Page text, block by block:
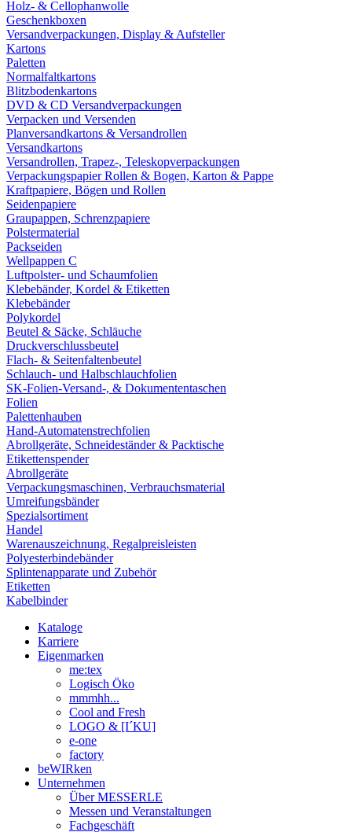
Holz- & Cellophanwolle
Geschenkboxen
Versandverpackungen, Display & Aufsteller
Kartons
Paletten
Normalfaltkartons
Blitzbodenkartons
DVD & CD Versandverpackungen
Verpacken und Versenden
Planversandkartons & Versandrollen
Versandkartons
Versandrollen, Trapez-, Teleskopverpackungen
Verpackungspapier Rollen & Bogen, Karton & Pappe
Kraftpapiere, Bögen und Rollen
Seidenpapiere
Graupappen, Schrenzpapiere
Polstermaterial
Packseiden
Wellpappen C
Luftpolster- und Schaumfolien
Klebebänder, Kordel & Etiketten
Klebebänder
Polykordel
Beutel & Säcke, Schläuche
Druckverschlussbeutel
Flach- & Seitenfaltenbeutel
Schlauch- und Halbschlauchfolien
SK-Folien-Versand-, & Dokumententaschen
Folien
Palettenhauben
Hand-Automatenstrechfolien
Abrollgeräte, Schneideständer & Packtische
Etikettenspender
Abrollgeräte
Verpackungsmaschinen, Verbrauchsmaterial
Umreifungsbänder
Spezialsortiment
Handel
Warenauszeichnung, Regalpreisleisten
Polyesterbindebänder
Splintenapparate und Zubehör
Etiketten
Kabelbinder
Kataloge
Karriere
Eigenmarken
me:tex
Logisch Öko
mmmhh...
Cool and Fresh
LOGO & [I´KU]
e-one
factory
beWIRken
Unternehmen
Über MESSERLE
Messen und Veranstaltungen
Fachgeschäft